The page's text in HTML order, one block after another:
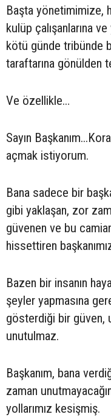
Başta yönetimimize,
kulüp çalışanlarına
kötü günde tribünde
taraftarına gönülden
Ve özellikle…
Sayın
açmak istiyorum.
Bana sadece bir
gibi yaklaşan, zor
güvenen ve bu
hissettiren
Bazen bir insanın
şeyler yapmasına
gösterdiği bir güven,
unutulmaz.
Başkanım, bana
zaman
yollarımız kesişmiş.